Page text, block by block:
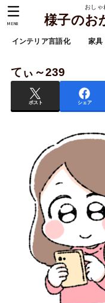
おしゃ
様子のお
インテリア言語化 家具
MENU
てぃ～239
ポスト シェア